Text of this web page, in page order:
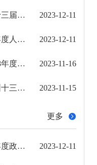
红河州人民政府对红河州十三届人大三次会议第148号重点建议的答复 2023-12-11
红河州人民政府办理2023年度人大代表建议总体情况 2023-12-11
红河州教育体育局办理2023年度人大代表建议基本情况 2023-11-16
红河州工业和信息化局对州十三届人大三次会议第344号建议的答复 2023-11-15
红河州人民政府办理2023年度政协提案总体情况 2023-12-11
更多